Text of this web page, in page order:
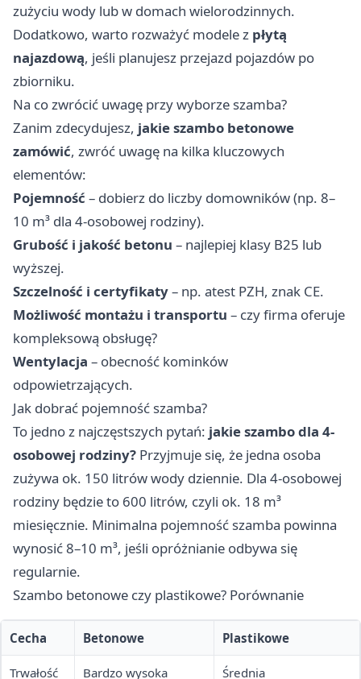
zużyciu wody lub w domach wielorodzinnych.
Dodatkowo, warto rozważyć modele z płytą
najazdową, jeśli planujesz przejazd pojazdów po
zbiorniku.
Na co zwrócić uwagę przy wyborze szamba?
Zanim zdecydujesz, jakie szambo betonowe
zamówić, zwróć uwagę na kilka kluczowych
elementów:
Pojemność – dobierz do liczby domowników (np. 8–
10 m³ dla 4-osobowej rodziny).
Grubość i jakość betonu – najlepiej klasy B25 lub
wyższej.
Szczelność i certyfikaty– np. atest PZH, znak CE.
Możliwość montażu i transportu – czy firma oferuje
kompleksową obsługę?
Wentylacja – obecność kominków
odpowietrzających.
Jak dobrać pojemność szamba?
To jedno z najczęstszych pytań: jakie szambo dla 4-
osobowej rodziny? Przyjmuje się, że jedna osoba
zużywa ok. 150 litrów wody dziennie. Dla 4-osobowej
rodziny będzie to 600 litrów, czyli ok. 18 m³
miesięcznie. Minimalna pojemność szamba powinna
wynosić 8–10 m³, jeśli opróżnianie odbywa się
regularnie.
Szambo betonowe czy plastikowe? Porównanie
Cecha Betonowe Plastikowe
Trwałość Bardzo wysoka Średnia